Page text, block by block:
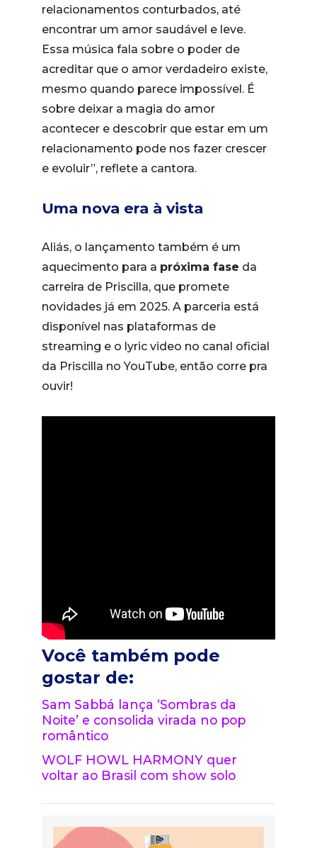
relacionamentos conturbados, até
encontrar um amor saudável e leve.
Essa música fala sobre o poder de
acreditar que o amor verdadeiro existe,
mesmo quando parece impossível. É
sobre deixar a magia do amor
acontecer e descobrir que estar em um
relacionamento pode nos fazer crescer
e evoluir”, reflete a cantora.
Uma nova era à vista
Aliás, o lançamento também é um
aquecimento para a próxima fase da
carreira de Priscilla, que promete
novidades já em 2025. A parceria está
disponível nas plataformas de
streaming e o lyric video no canal oficial
da Priscilla no YouTube, então corre pra
ouvir!
Você também pode
gostar de:
Sam Sabbá lança ‘Sombras da
Noite’ e consolida virada no pop
romântico
WOLF HOWL HARMONY quer
voltar ao Brasil com show solo